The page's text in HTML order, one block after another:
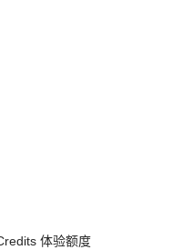
体验额度